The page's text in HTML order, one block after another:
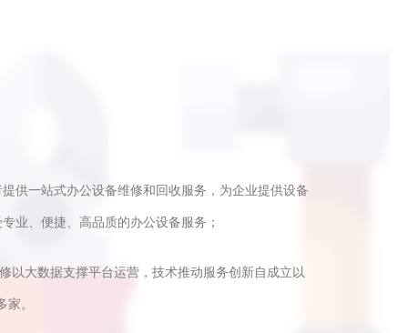
供一站式办公设备维修和回收服务，为企业提供设备
业、便捷、高品质的办公设备服务；
以大数据支撑平台运营，技术推动服务创新自成立以
。